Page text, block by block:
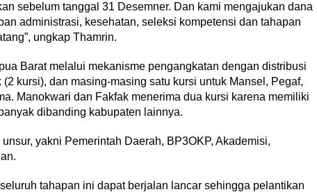
sebelum tanggal 31 Desemner. Dan kami mengajukan dana
administrasi, kesehatan, seleksi kompetensi dan tahapan
ungkap Thamrin.
Barat melalui mekanisme pengangkatan dengan distribusi
kursi), dan masing-masing satu kursi untuk Mansel, Pegaf,
Manokwari dan Fakfak menerima dua kursi karena memiliki
dibanding kabupaten lainnya.
yakni Pemerintah Daerah, BP3OKP, Akademisi,
tahapan ini dapat berjalan lancar sehingga pelantikan